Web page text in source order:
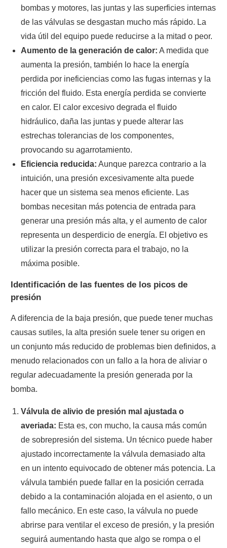
bombas y motores, las juntas y las superficies internas
de las válvulas se desgastan mucho más rápido. La
vida útil del equipo puede reducirse a la mitad o peor.
Aumento de la generación de calor: A medida que
aumenta la presión, también lo hace la energía
perdida por ineficiencias como las fugas internas y la
fricción del fluido. Esta energía perdida se convierte
en calor. El calor excesivo degrada el fluido
hidráulico, daña las juntas y puede alterar las
estrechas tolerancias de los componentes,
provocando su agarrotamiento.
Eficiencia reducida: Aunque parezca contrario a la
intuición, una presión excesivamente alta puede
hacer que un sistema sea menos eficiente. Las
bombas necesitan más potencia de entrada para
generar una presión más alta, y el aumento de calor
representa un desperdicio de energía. El objetivo es
utilizar la presión correcta para el trabajo, no la
máxima posible.
Identificación de las fuentes de los picos de
presión
A diferencia de la baja presión, que puede tener muchas
causas sutiles, la alta presión suele tener su origen en
un conjunto más reducido de problemas bien definidos, a
menudo relacionados con un fallo a la hora de aliviar o
regular adecuadamente la presión generada por la
bomba.
Válvula de alivio de presión mal ajustada o
averiada: Esta es, con mucho, la causa más común
de sobrepresión del sistema. Un técnico puede haber
ajustado incorrectamente la válvula demasiado alta
en un intento equivocado de obtener más potencia. La
válvula también puede fallar en la posición cerrada
debido a la contaminación alojada en el asiento, o un
fallo mecánico. En este caso, la válvula no puede
abrirse para ventilar el exceso de presión, y la presión
seguirá aumentando hasta que algo se rompa o el